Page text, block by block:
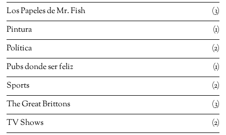
Los Papeles de Mr. Fish
3
Pintura
1
Política
2
Pubs donde ser feliz
1
Sports
2
The Great Brittons
3
TV Shows
2